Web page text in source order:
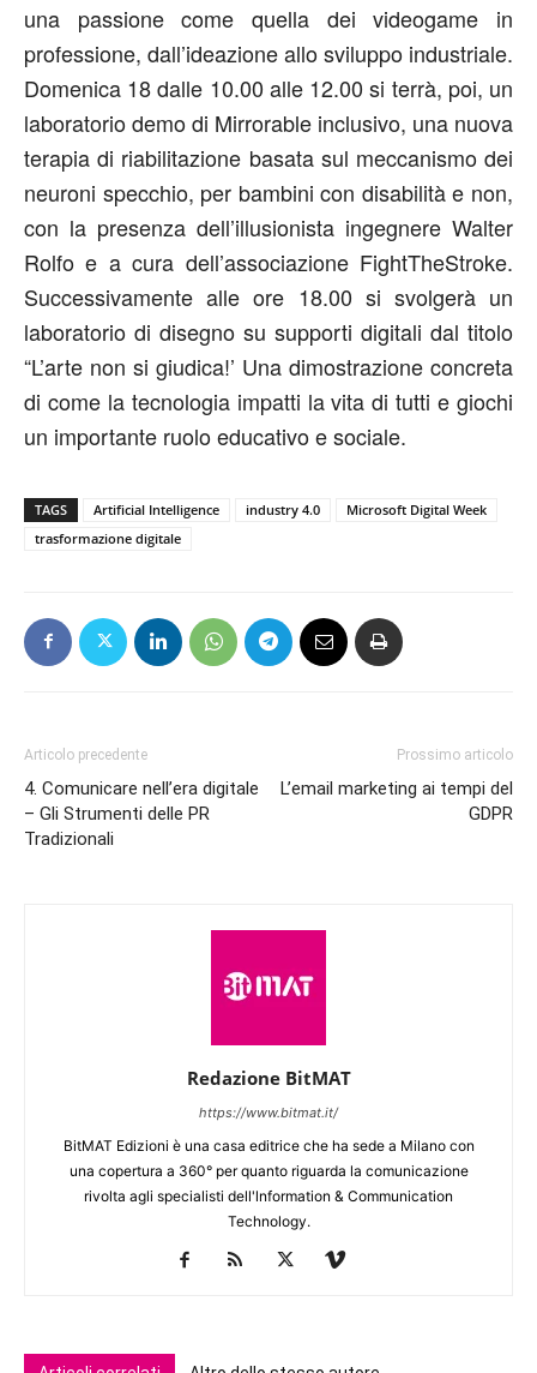
una passione come quella dei videogame in
professione, dall’ideazione allo sviluppo industriale.
Domenica 18 dalle 10.00 alle 12.00 si terrà, poi, un
laboratorio demo di Mirrorable inclusivo, una nuova
terapia di riabilitazione basata sul meccanismo dei
neuroni specchio, per bambini con disabilità e non,
con la presenza dell’illusionista ingegnere Walter
Rolfo e a cura dell’associazione FightTheStroke.
Successivamente alle ore 18.00 si svolgerà un
laboratorio di disegno su supporti digitali dal titolo
“L’arte non si giudica!’ Una dimostrazione concreta
di come la tecnologia impatti la vita di tutti e giochi
un importante ruolo educativo e sociale.
TAGS Artificial Intelligence industry 4.0
Microsoft Digital Week
trasformazione digitale
Articolo precedente
4. Comunicare nell’era digitale
– Gli Strumenti delle PR
Tradizionali
Prossimo articolo
L’email marketing ai tempi del
GDPR
Redazione BitMAT
https://www.bitmat.it/
BitMAT Edizioni è una casa editrice che ha sede a Milano con
una copertura a 360° per quanto riguarda la comunicazione
rivolta agli specialisti dell'lnformation & Communication
Technology.